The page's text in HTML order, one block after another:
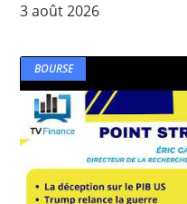
3 août 2026
BOURSE